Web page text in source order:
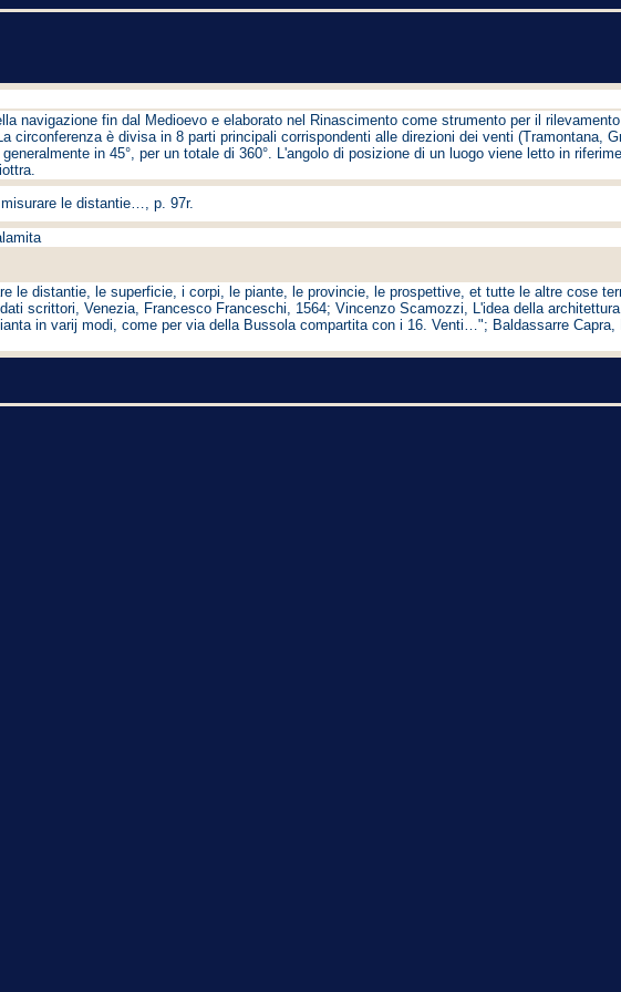
navigazione fin dal Medioevo e elaborato nel Rinascimento come strumento per il
circonferenza è divisa in 8 parti principali corrispondenti alle direzioni dei venti (Tramontana,
in 45°, per un totale di 360°. L'angolo di posizione di un luogo viene letto in
le distantie…, p. 97r.
le distantie, le superficie, i corpi, le piante, le provincie, le prospettive, et tutte le altre cose
scrittori, Venezia, Francesco Franceschi, 1564; Vincenzo Scamozzi, L'idea della
in varij modi, come per via della Bussola compartita con i 16. Venti…"; Baldassarre